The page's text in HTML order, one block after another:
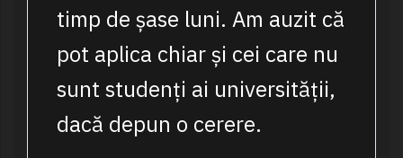
timp de șase luni. Am auzit că
pot aplica chiar și cei care nu
sunt studenți ai universității,
dacă depun o cerere.